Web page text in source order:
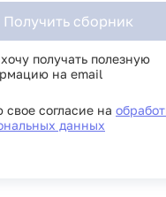
Получить сборник
получать полезную
на email
свое согласие на
данных